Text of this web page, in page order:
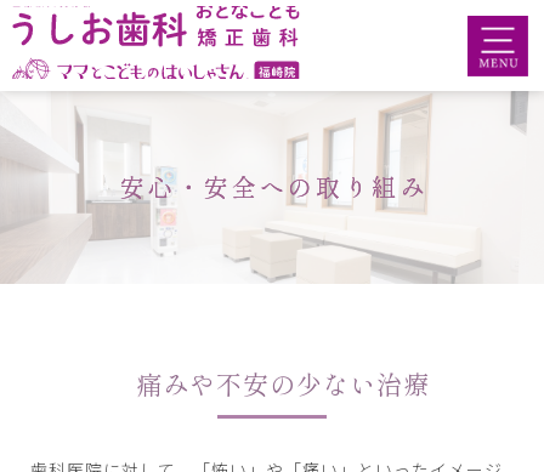
安心・安全への取り組み
痛みや不安の少ない治療